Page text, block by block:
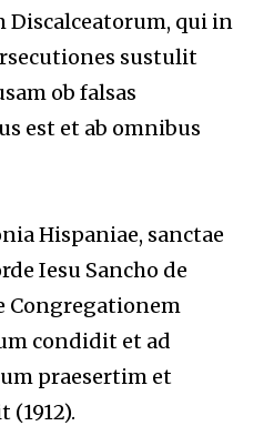
Discalceatorum, qui in
sustulit
ob falsas
est et ab omnibus
Hispaniae, sanctae
Iesu Sancho de
Congregationem
condidit et ad
praesertim et